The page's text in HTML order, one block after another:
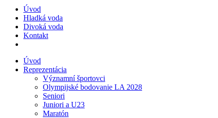
Úvod
Hladká voda
Divoká voda
Kontakt
Úvod
Reprezentácia
Významní športovci
Olympijské bodovanie LA 2028
Seniori
Juniori a U23
Maratón